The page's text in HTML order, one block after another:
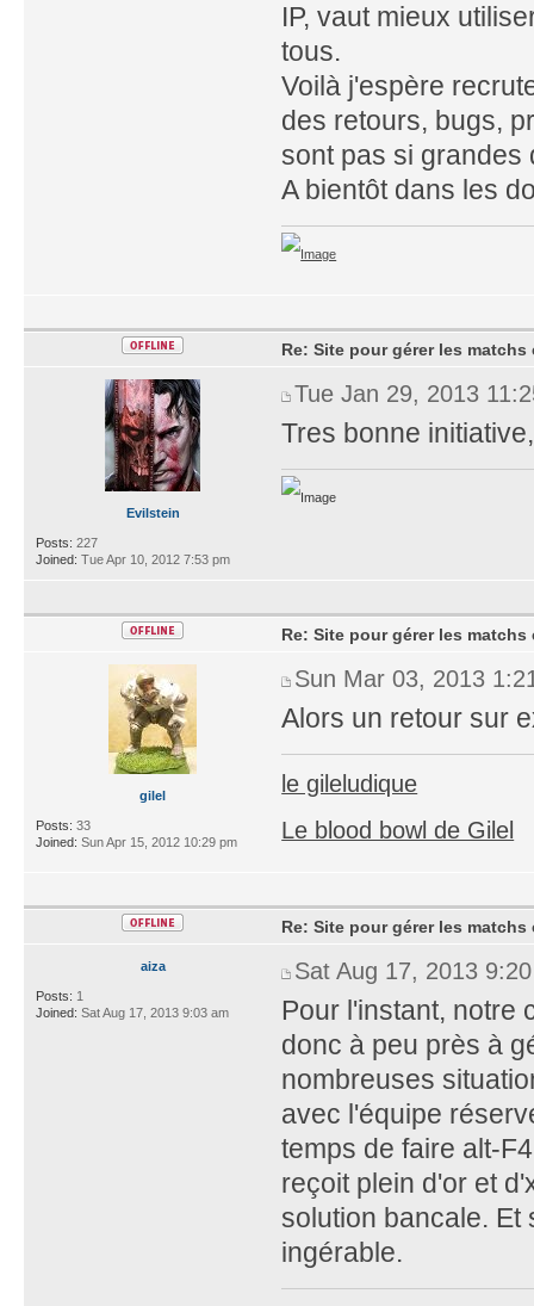
IP, vaut mieux
tous.
Voilà j'espère
des retours, bugs,
sont pas si grandes
A bientôt dans les
Evilstein
Posts: 227
Joined: Tue Apr 10, 2012 7:53 pm
Re: Site pour gérer les matchs
Tue Jan 29, 2013
Tres bonne
gilel
Posts: 33
Joined: Sun Apr 15, 2012 10:29 pm
Re: Site pour gérer les matchs
Sun Mar 03, 2013
Alors un retour sur
le gileludique
Le blood bowl de Gilel
aiza
Posts: 1
Joined: Sat Aug 17, 2013 9:03 am
Re: Site pour gérer les matchs
Sat Aug 17, 2013
Pour l'instant, notre
donc à peu près à
nombreuses
avec l'équipe
temps de faire alt-
reçoit plein d'or et
solution bancale. Et
ingérable.